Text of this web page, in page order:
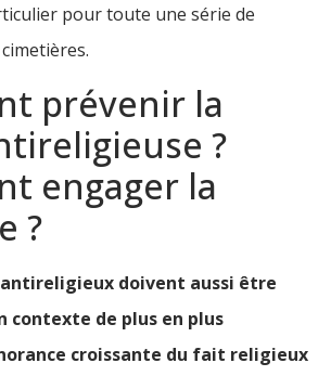
pour toute une série de
prévenir la
?
engager la
?
antireligieux doivent aussi être
contexte de plus en plus
croissante du fait religieux